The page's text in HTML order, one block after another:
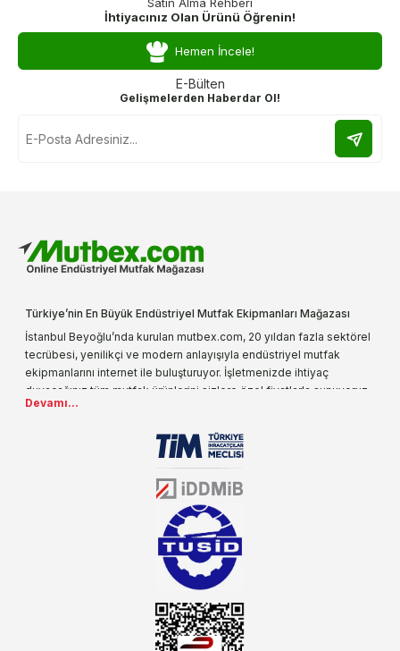
Satın Alma Rehberi
İhtiyacınız Olan Ürünü Öğrenin!
Hemen İncele!
E-Bülten
Gelişmelerden Haberdar Ol!
Türkiye’nin En Büyük Endüstriyel Mutfak Ekipmanları Mağazası
İstanbul Beyoğlu’nda kurulan mutbex.com, 20 yıldan fazla sektörel
tecrübesi, yenilikçi ve modern anlayışıyla endüstriyel mutfak
ekipmanlarını internet ile buluşturuyor. İşletmenizde ihtiyaç
duyacağınız tüm mutfak ürünlerini sizlere özel fiyatlarla sunuyoruz.
Endüstriyel mutfak malzemesi deyince akla gelen ilk adreslerden
sektörün farklı alanlarında da faliyet gösteren mutbex.com,
Öztiryakiler resmi bayisidir. Öztiryakiler ürünleri üzerinde büyük bir
donanıma sahip ekibi ile müşterilerine koşulsuz destek sunan
mutbex.com ile endüstriyel mutfak malzemeleri konusunda
alacağınız hizmet standartların her zaman üstünde olacaktır.
Devamı...